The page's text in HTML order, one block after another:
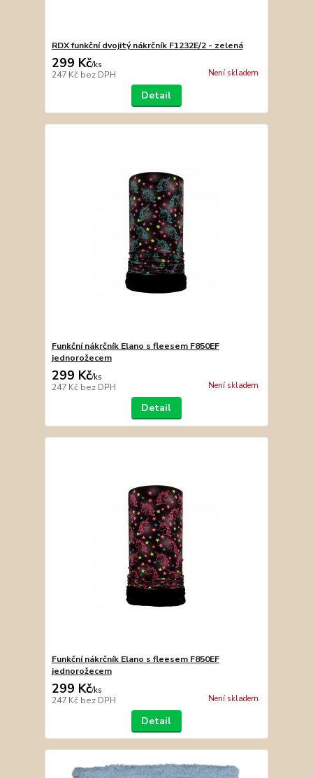
RDX funkční dvojitý nákrčník F1232E/2 - zelená
299 Kč/ks
247 Kč bez DPH Není skladem
Detail
Funkční nákrčník Elano s fleesem F850EF
jednorožecem
299 Kč/ks
247 Kč bez DPH Není skladem
Detail
Funkční nákrčník Elano s fleesem F850EF
jednorožecem
299 Kč/ks
247 Kč bez DPH Není skladem
Detail